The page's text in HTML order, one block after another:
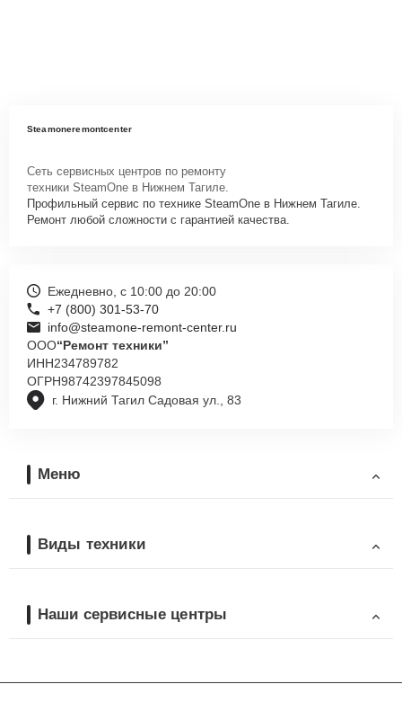
Steamoneremontcenter
Сеть сервисных центров по ремонту
техники SteamOne в Нижнем Тагиле.
Профильный сервис по технике SteamOne в Нижнем Тагиле.
Ремонт любой сложности с гарантией качества.
г. Нижний Тагил Садовая ул., 83
Ежедневно, с 10:00 до 20:00
+7 (800) 301-53-70
info@steamone-remont-center.ru
ООО“Ремонт техники”
ИНН234789782
ОГРН98742397845098
Меню
Виды техники
Наши сервисные центры